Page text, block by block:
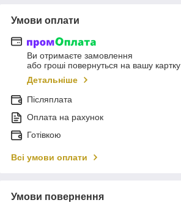
Умови оплати
Ви отримаєте замовлення
або гроші повернуться на вашу картку
Детальніше
Післяплата
Оплата на рахунок
Готівкою
Всі умови оплати
Умови повернення